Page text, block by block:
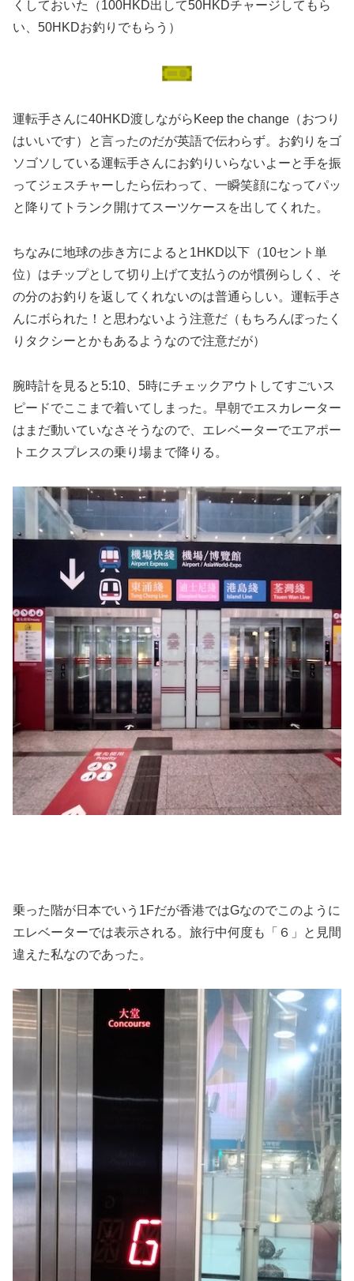
くしておいた（100HKD出して50HKDチャージしてもら
い、50HKDお釣りでもらう）
運転手さんに40HKD渡しながらKeep the change（おつり
はいいです）と言ったのだが英語で伝わらず。お釣りをゴ
ソゴソしている運転手さんにお釣りいらないよーと手を振
ってジェスチャーしたら伝わって、一瞬笑顔になってパッ
と降りてトランク開けてスーツケースを出してくれた。
ちなみに地球の歩き方によると1HKD以下（10セント単
位）はチップとして切り上げて支払うのが慣例らしく、そ
の分のお釣りを返してくれないのは普通らしい。運転手さ
んにボられた！と思わないよう注意だ（もちろんぼったく
りタクシーとかもあるようなので注意だが）
腕時計を見ると5:10、5時にチェックアウトしてすごいス
ピードでここまで着いてしまった。早朝でエスカレーター
はまだ動いていなさそうなので、エレベーターでエアポー
トエクスプレスの乗り場まで降りる。
乗った階が日本でいう1Fだが香港ではGなのでこのように
エレベーターでは表示される。旅行中何度も「６」と見間
違えた私なのであった。